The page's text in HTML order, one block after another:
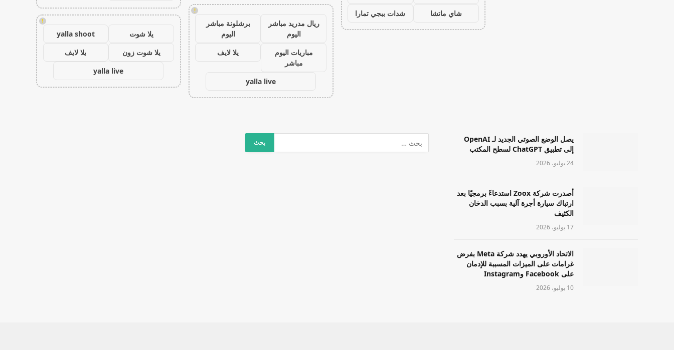
شاي ماتشا
شدات ببجي تمارا !
ريال مدريد مباشر
اليوم
برشلونة مباشر
اليوم
مباريات اليوم
مباشر
يلا لايف
yalla live
!
يلا شوت
yalla shoot
يلا شوت زون
يلا لايف
yalla live
يصل الوضع الصوتي الجديد لـ OpenAI
إلى تطبيق ChatGPT لسطح المكتب
24 يوليو، 2026
أصدرت شركة Zoox استدعاءً برمجيًا بعد
ارتباك سيارة أجرة آلية بسبب الدخان
الكثيف
17 يوليو، 2026
الاتحاد الأوروبي يهدد شركة Meta بفرض
غرامات على الميزات المسببة للإدمان
على Facebook وInstagram
10 يوليو، 2026